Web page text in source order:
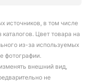
источников, в том числе
Цвет товара на
из-за используемых
фотографии.
внешний вид,
не